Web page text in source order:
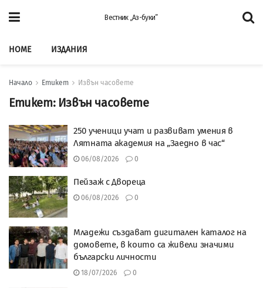
Вестник „Аз-буки”
HOME ИЗДАНИЯ
Начало Етикет Извън часовете
Етикет: Извън часовете
250 ученици учат и развиват умения в
Лятната академия на „Заедно в час“
06/08/2026 0
Пейзаж с Двореца
06/08/2026 0
Младежи създават дигитален каталог на
домовете, в които са живели значими
български личности
18/07/2026 0